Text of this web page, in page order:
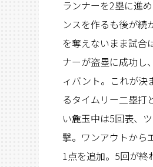
ランナーを2塁に進
ンスを作るも後が続
を奪えないまま試合
ナーが盗塁に成功し
ィバント。これが決
るタイムリー二塁打
い麁玉中は5回表、
撃。ワンアウトから
1点を追加。5回が終